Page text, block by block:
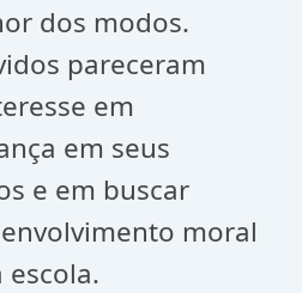
dos modos.
pareceram
em
em seus
e em buscar
moral
escola.